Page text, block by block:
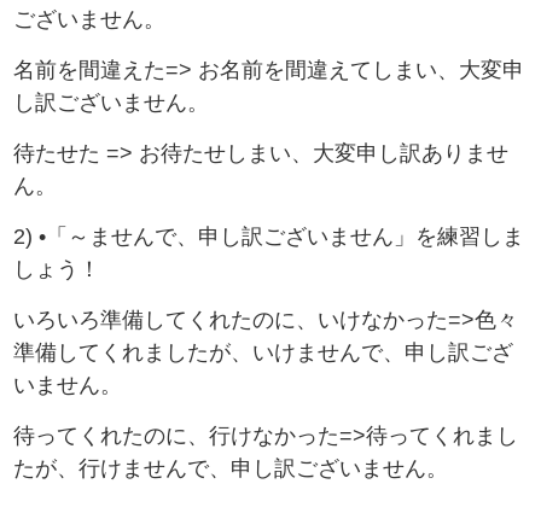
ございません。
名前を間違えた=> お名前を間違えてしまい、大変申
し訳ございません。
待たせた => お待たせしまい、大変申し訳ありませ
ん。
2) •「～ませんで、申し訳ございません」を練習しま
しょう！
いろいろ準備してくれたのに、いけなかった=>色々
準備してくれましたが、いけませんで、申し訳ござ
いません。
待ってくれたのに、行けなかった=>待ってくれまし
たが、行けませんで、申し訳ございません。